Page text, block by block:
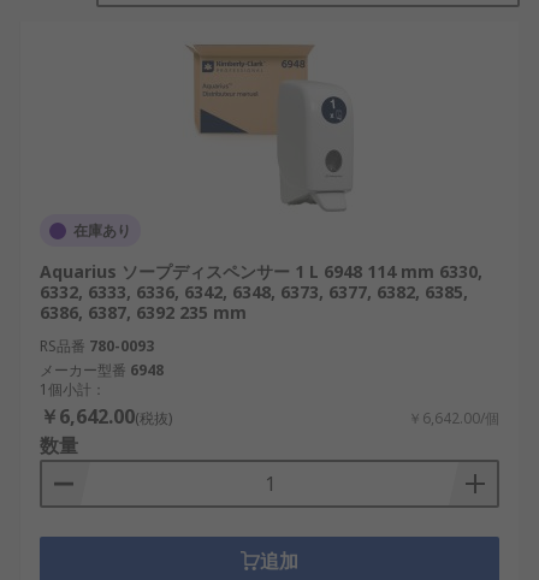
まざまな形態のハンドクリーナを吐出し、400 mlか
ら最大4 リットルのリフィルまで、さまざまなサイ
ズと容量のものが揃っています。
当社のソープディスペンサ製品には、バクテリアや
感染の拡大防止に備えて、外側ケースとディスペン
シングレバーに抗菌保護を施した、 ポンプ式の 抗
菌ディスペンサもあります。このソープディスペン
サ製品は、食品産業に最適です。
通常、ソープディスペンサは壁面に取り付けられま
すが、自立型設計のものもあり、バスルームだけで
なくシャワーでも便利です。
ソープディスペンサの仕組み
便利なリフィルカートリッジを搭載している、 壁面
取り付け型ソープディスペンサは、バッテリ駆動セ
によって作動し、一定量のソープを吐出します。
在庫あり
Aquarius ソープディスペンサー 1 L 6948 114 mm 6330,
6332, 6333, 6336, 6342, 6348, 6373, 6377, 6382, 6385,
6386, 6387, 6392 235 mm
RS品番 780-0093
メーカー型番 6948
1個小計：
￥6,642.00(税抜) ￥6,642.00/個
数量
追加